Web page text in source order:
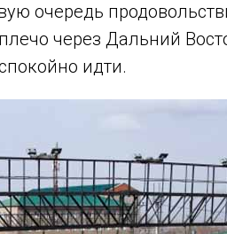
очередь
через Дальний
идти.